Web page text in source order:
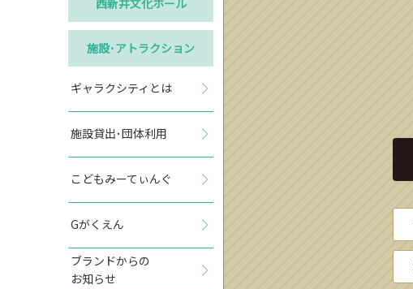
施設･アトラクション
ギャラクシティとは
施設貸出･団体利用
こどもみーてぃんぐ
Gがくえん
ブランドからの
お知らせ